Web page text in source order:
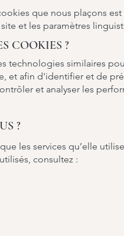
que nous plaçons
et les paramètres
COOKIES ?
technologies similaires
et afin d'identifier et de
et analyser les
?
les services qu’elle
consultez :